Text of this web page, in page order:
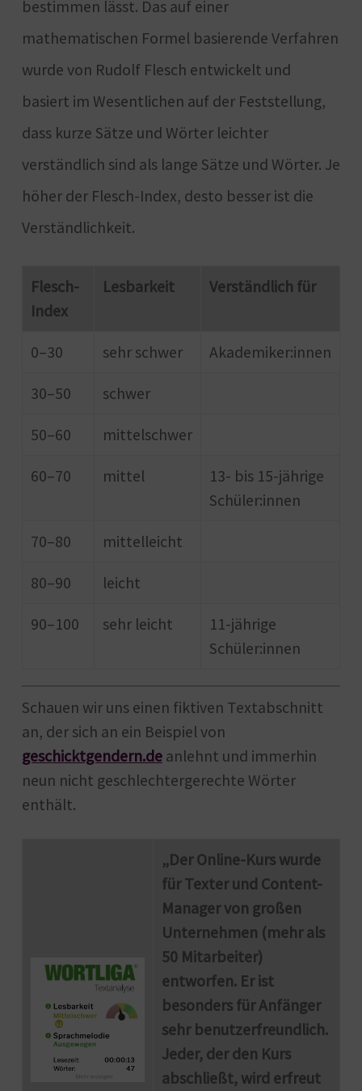
bestimmen lässt. Das auf einer
mathematischen Formel basierende Verfahren
wurde von Rudolf Flesch entwickelt und
basiert im Wesentlichen auf der Feststellung,
dass kurze Sätze und Wörter leichter
verständlich sind als lange Sätze und Wörter. Je
höher der Flesch-Index, desto besser ist die
Verständlichkeit.
Flesch-
Index
Lesbarkeit Verständlich für
0–30 sehr schwer Akademiker:innen
30–50 schwer
50–60 mittelschwer
60–70 mittel
13- bis 15-jährige
Schüler:innen
70–80 mittelleicht
80–90 leicht
90–100 sehr leicht
11-jährige
Schüler:innen
Schauen wir uns einen fiktiven Textabschnitt
an, der sich an ein Beispiel von
geschicktgendern.deanlehnt und immerhin
neun nicht geschlechtergerechte Wörter
enthält.
„Der Online-Kurs wurde
für Texter und Content-
Manager von großen
Unternehmen (mehr als
50 Mitarbeiter)
entworfen. Er ist
besonders für Anfänger
sehr benutzerfreundlich.
Jeder, der den Kurs
abschließt, wird erfreut